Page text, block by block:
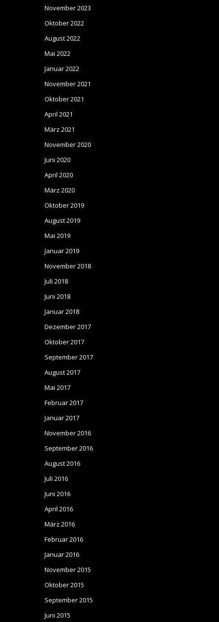
November 2023
Oktober 2022
August 2022
Mai 2022
Januar 2022
November 2021
Oktober 2021
April 2021
März 2021
November 2020
Juni 2020
April 2020
März 2020
Oktober 2019
August 2019
Mai 2019
Januar 2019
November 2018
Juli 2018
Juni 2018
Januar 2018
Dezember 2017
Oktober 2017
September 2017
August 2017
Mai 2017
Februar 2017
Januar 2017
November 2016
September 2016
August 2016
Juli 2016
Juni 2016
April 2016
März 2016
Februar 2016
Januar 2016
November 2015
Oktober 2015
September 2015
Juni 2015